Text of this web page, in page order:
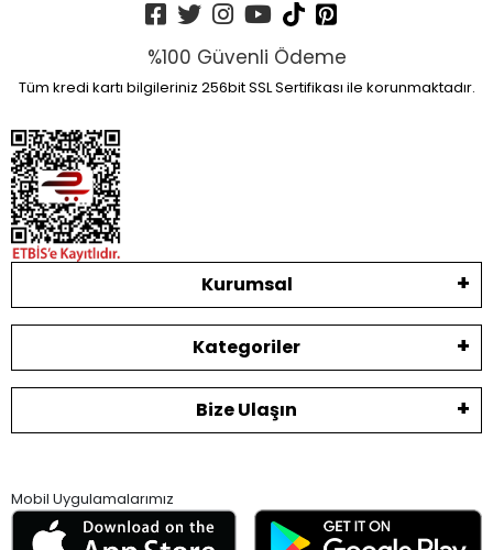
%100 Güvenli Ödeme
Tüm kredi kartı bilgileriniz 256bit SSL Sertifikası ile korunmaktadır.
Kurumsal
Kategoriler
Bize Ulaşın
Mobil Uygulamalarımız